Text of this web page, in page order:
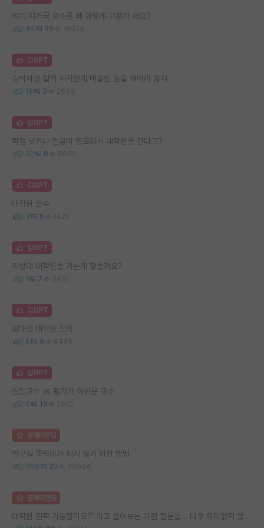
여기 지거국 교수를 왜 이렇게 고평가 해요?
49 35 15924
김GPT
김박사넷 일찍 시작한게 벼슬인 놈들 왜이리 많지
19 3 2669
김GPT
학점 낮거나 전공이 별로라서 대학원을 간다고?
32 8 9066
김GPT
대학원 반수
3 6 1421
김GPT
지방대 대학원을 가는게 맞을까요?
1 7 3401
김GPT
잡대생 대학원 진학
6 9 8445
김GPT
신임교수 vs 평가가 아쉬운 교수
0 13 2902
명예의전당
연구실 뚝딱이가 되지 않기 위한 방법
398 20 79934
명예의전당
대학원 진학 가능할까요?’ 라고 물어보는 이런 질문들… 너무 의미없지 않나요?